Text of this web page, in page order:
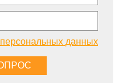
персональных данных